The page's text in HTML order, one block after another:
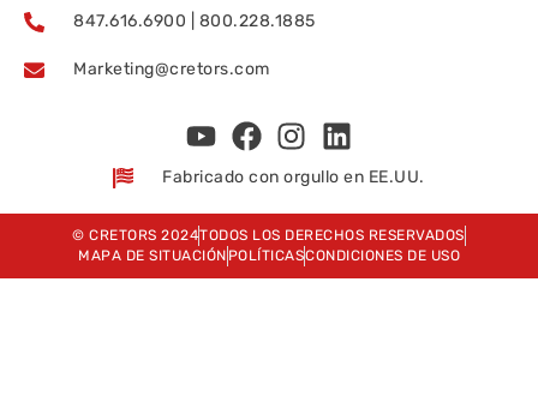
847.616.6900 | 800.228.1885
Marketing@cretors.com
Fabricado con orgullo en EE.UU.
© CRETORS 2024TODOS LOS DERECHOS RESERVADOS
MAPA DE SITUACIÓN POLÍTICASCONDICIONES DE USO